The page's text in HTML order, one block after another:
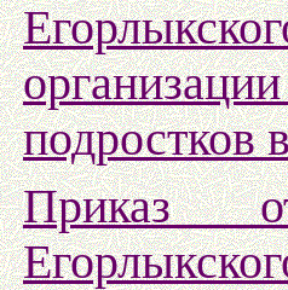
подростков
Приказ